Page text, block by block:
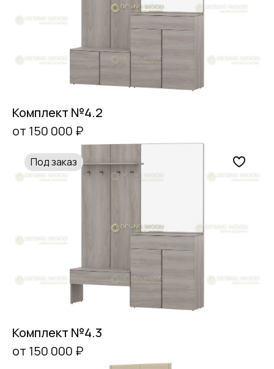
Комплект №4.2
от 150 000 ₽
Под заказ
Комплект №4.3
от 150 000 ₽